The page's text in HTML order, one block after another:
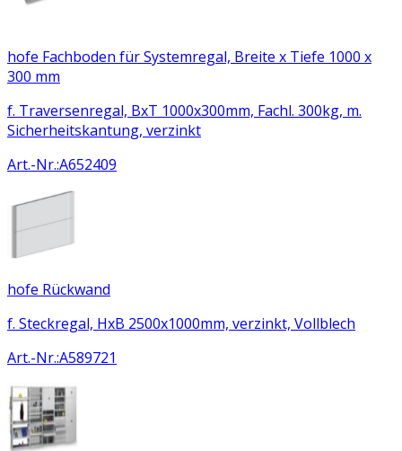
hofe Fachboden für Systemregal, Breite x Tiefe 1000 x
300 mm
f. Traversenregal, BxT 1000x300mm, Fachl. 300kg, m.
Sicherheitskantung, verzinkt
Art.-Nr.:A652409
hofe Rückwand
f. Steckregal, HxB 2500x1000mm, verzinkt, Vollblech
Art.-Nr.:A589721